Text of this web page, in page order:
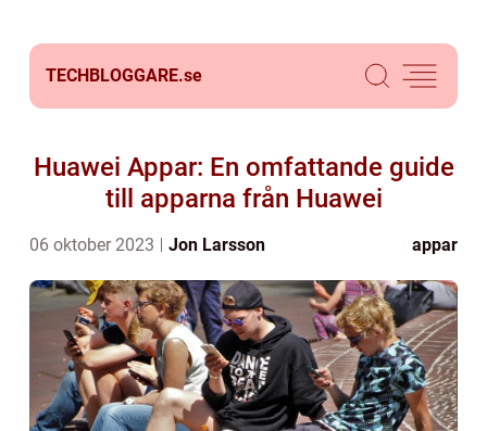
TECHBLOGGARE.se
Huawei Appar: En omfattande guide
till apparna från Huawei
06 oktober 2023 Jon Larsson appar